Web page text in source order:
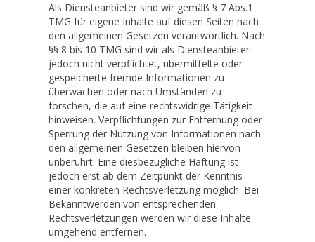
Als Diensteanbieter sind wir gemäß § 7 Abs.1
TMG für eigene Inhalte auf diesen Seiten nach
den allgemeinen Gesetzen verantwortlich. Nach
§§ 8 bis 10 TMG sind wir als Diensteanbieter
jedoch nicht verpflichtet, übermittelte oder
gespeicherte fremde Informationen zu
überwachen oder nach Umständen zu
forschen, die auf eine rechtswidrige Tätigkeit
hinweisen. Verpflichtungen zur Entfernung oder
Sperrung der Nutzung von Informationen nach
den allgemeinen Gesetzen bleiben hiervon
unberührt. Eine diesbezügliche Haftung ist
jedoch erst ab dem Zeitpunkt der Kenntnis
einer konkreten Rechtsverletzung möglich. Bei
Bekanntwerden von entsprechenden
Rechtsverletzungen werden wir diese Inhalte
umgehend entfernen.